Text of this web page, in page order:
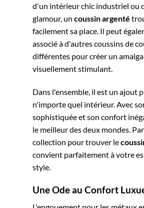
d'un intérieur chic industriel ou
glamour, un coussin argenté
facilement sa place. Il peut
associé à d'autres coussins de
différentes pour créer un
visuellement stimulant.
Dans l'ensemble, il est un ajout
n'importe quel intérieur. Avec
sophistiquée et son confort
le meilleur des deux mondes.
collection pour trouver le
convient parfaitement à votre
style.
Une Ode au Confort